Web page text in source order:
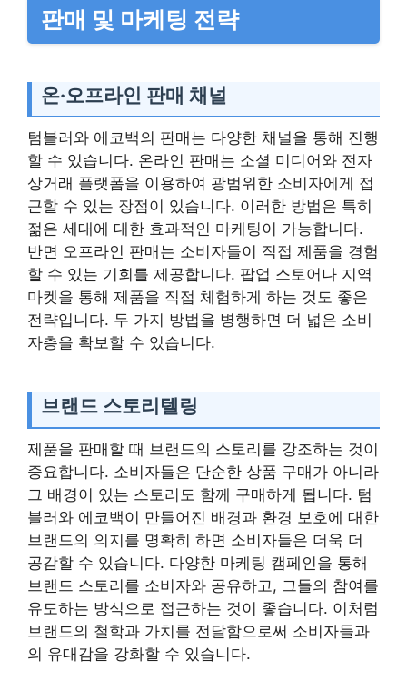
판매 및 마케팅 전략
온·오프라인 판매 채널
텀블러와 에코백의 판매는 다양한 채널을 통해 진행
할 수 있습니다. 온라인 판매는 소셜 미디어와 전자
상거래 플랫폼을 이용하여 광범위한 소비자에게 접
근할 수 있는 장점이 있습니다. 이러한 방법은 특히
젊은 세대에 대한 효과적인 마케팅이 가능합니다.
반면 오프라인 판매는 소비자들이 직접 제품을 경험
할 수 있는 기회를 제공합니다. 팝업 스토어나 지역
마켓을 통해 제품을 직접 체험하게 하는 것도 좋은
전략입니다. 두 가지 방법을 병행하면 더 넓은 소비
자층을 확보할 수 있습니다.
브랜드 스토리텔링
제품을 판매할 때 브랜드의 스토리를 강조하는 것이
중요합니다. 소비자들은 단순한 상품 구매가 아니라
그 배경이 있는 스토리도 함께 구매하게 됩니다. 텀
블러와 에코백이 만들어진 배경과 환경 보호에 대한
브랜드의 의지를 명확히 하면 소비자들은 더욱 더
공감할 수 있습니다. 다양한 마케팅 캠페인을 통해
브랜드 스토리를 소비자와 공유하고, 그들의 참여를
유도하는 방식으로 접근하는 것이 좋습니다. 이처럼
브랜드의 철학과 가치를 전달함으로써 소비자들과
의 유대감을 강화할 수 있습니다.